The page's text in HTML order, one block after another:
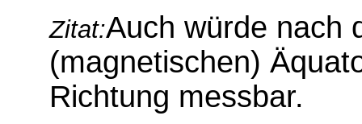
Zitat:Auch würde nach
(magnetischen)
Richtung messbar.